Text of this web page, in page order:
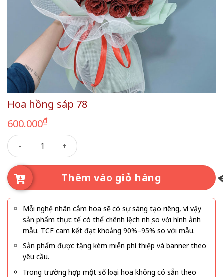
Hoa hồng sáp 78
600.000₫
Hoa hồng sáp 78 số lượng
Thêm vào giỏ hàng
Mỗi nghệ nhân cắm hoa sẽ có sự sáng tạo riêng, vì vậy
sản phẩm thực tế có thể chênh lệch nhẹ so với hình ảnh
mẫu. TCF cam kết đạt khoảng 90%–95% so với mẫu.
Sản phẩm được tặng kèm miễn phí thiệp và banner theo
yêu cầu.
Trong trường hợp một số loại hoa không có sẵn theo